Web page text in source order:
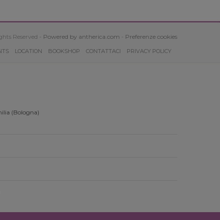
Reserved - Powered by antherica.com - Preferenze cookies
LOCATION BOOKSHOP CONTATTACI PRIVACY POLICY
(Bologna)